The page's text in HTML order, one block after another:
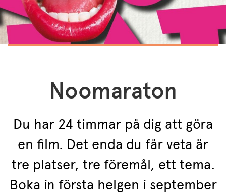
Noomaraton
Du har 24 timmar på dig att göra
en film. Det enda du får veta är
tre platser, tre föremål, ett tema.
Boka in första helgen i september